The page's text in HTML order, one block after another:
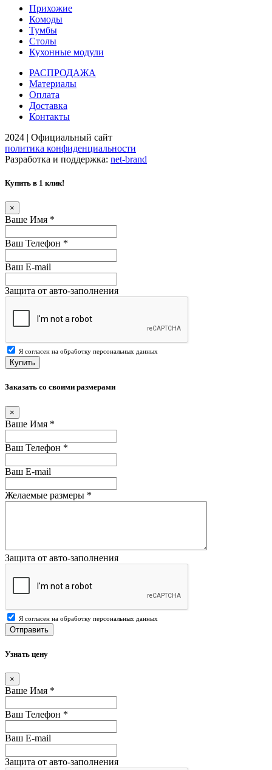
Прихожие
Комоды
Тумбы
Столы
Кухонные модули
РАСПРОДАЖА
Материалы
Оплата
Доставка
Контакты
2024 | Официальный сайт
политика конфиденциальности
Разработка и поддержка: net-brand
Купить в 1 клик!
×
Ваше Имя *
Ваш Телефон *
Ваш E-mail
Защита от авто-заполнения
Я согласен на обработку персональных данных
Купить
Заказать со своими размерами
×
Ваше Имя *
Ваш Телефон *
Ваш E-mail
Желаемые размеры *
Защита от авто-заполнения
Я согласен на обработку персональных данных
Отправить
Узнать цену
×
Ваше Имя *
Ваш Телефон *
Ваш E-mail
Защита от авто-заполнения